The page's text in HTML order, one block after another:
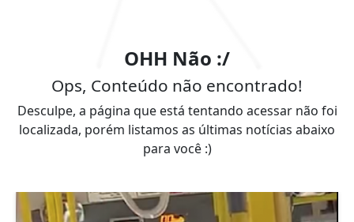
OHH Não :/
Ops, Conteúdo não encontrado!
Desculpe, a página que está tentando acessar não foi
localizada, porém listamos as últimas notícias abaixo
para você :)